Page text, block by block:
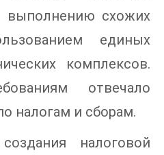
выполнению схожих
единых
комплексов.
отвечало
налогам и сборам.
налоговой